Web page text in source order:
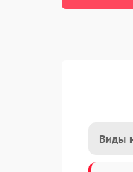
Виды